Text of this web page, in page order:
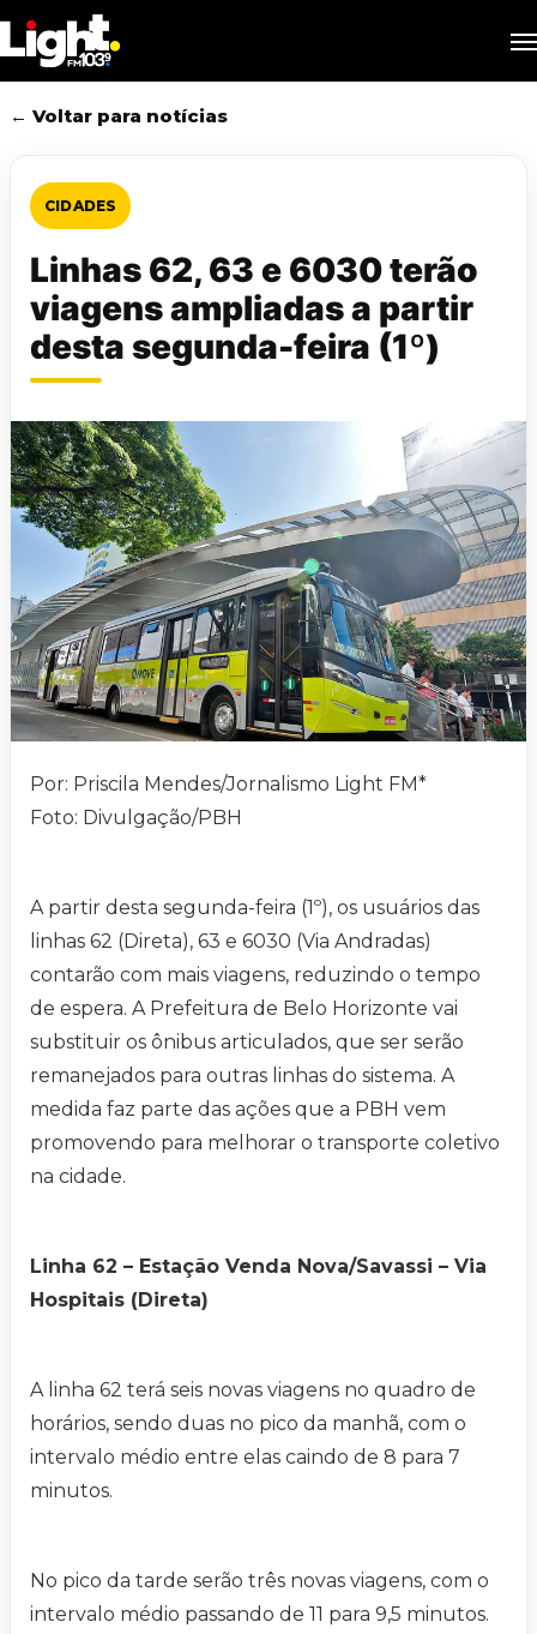
to
main
content
← Voltar para notícias
CIDADES
Linhas 62, 63 e 6030 terão
viagens ampliadas a partir
desta segunda-feira (1º)
Por: Priscila Mendes/Jornalismo Light FM*
Foto: Divulgação/PBH
A partir desta segunda-feira (1º), os usuários das
linhas 62 (Direta), 63 e 6030 (Via Andradas)
contarão com mais viagens, reduzindo o tempo
de espera. A Prefeitura de Belo Horizonte vai
substituir os ônibus articulados, que ser serão
remanejados para outras linhas do sistema. A
medida faz parte das ações que a PBH vem
promovendo para melhorar o transporte coletivo
na cidade.
Linha 62 – Estação Venda Nova/Savassi – Via
Hospitais (Direta)
A linha 62 terá seis novas viagens no quadro de
horários, sendo duas no pico da manhã, com o
intervalo médio entre elas caindo de 8 para 7
minutos.
No pico da tarde serão três novas viagens, com o
intervalo médio passando de 11 para 9,5 minutos.